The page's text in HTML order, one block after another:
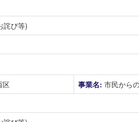
詫び等)
区 事業名: 市民から